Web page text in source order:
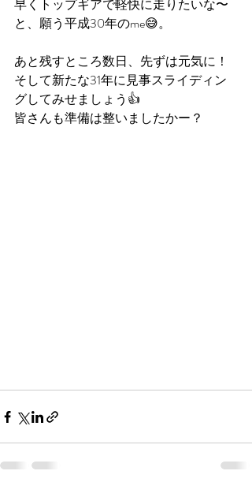
早くトップギアで軽快に走りたいな〜
と、願う平成30年のme😅。
あと残すところ数日、先ずは元気に！
そして新たな31年に見事スライディン
グしてみせましょう👍
皆さんも準備は整いましたかー？